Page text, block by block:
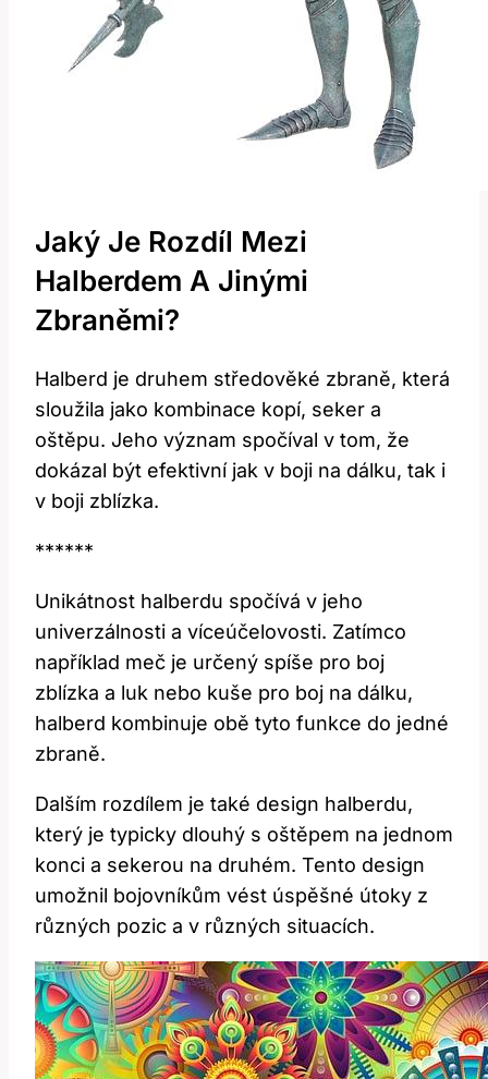
Jaký Je‌ Rozdíl ‌mezi
Halberdem A Jinými
Zbraněmi?
Halberd ⁤je druhem středověké zbraně, která
sloužila jako kombinace kopí, ⁢seker ⁤a
oštěpu. Jeho význam spočíval v tom, že
dokázal být⁤ efektivní jak v boji ‍na dálku, tak i
v boji ⁣zblízka.
******
Unikátnost⁢ halberdu spočívá ⁣v ⁣jeho
univerzálnosti a víceúčelovosti. ‍Zatímco
⁣například meč je ​určený⁢ spíše⁢ pro boj
zblízka a luk nebo kuše pro boj ⁣na dálku,
halberd kombinuje obě tyto funkce do jedné
zbraně.
Dalším⁢ rozdílem je také design halberdu,
který je typicky ​dlouhý s oštěpem na jednom
konci ​a sekerou na druhém. Tento design⁢
umožnil bojovníkům vést úspěšné​ útoky ​z
různých pozic‍ a v různých situacích.